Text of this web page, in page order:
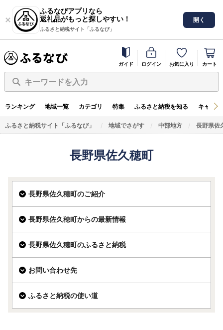
ふるなびアプリなら
返礼品がもっと探しやすい！
ふるさと納税サイト「ふるなび」
開く
ガイド ログイン お気に入り カート
キーワードを入力
ランキング 地域一覧 カテゴリ 特集 ふるさと納税を知る キャン
ふるさと納税サイト「ふるなび」 地域でさがす 中部地方 長野県佐
長野県佐久穂町
長野県佐久穂町のご紹介
長野県佐久穂町からの最新情報
長野県佐久穂町のふるさと納税
お問い合わせ先
ふるさと納税の使い道